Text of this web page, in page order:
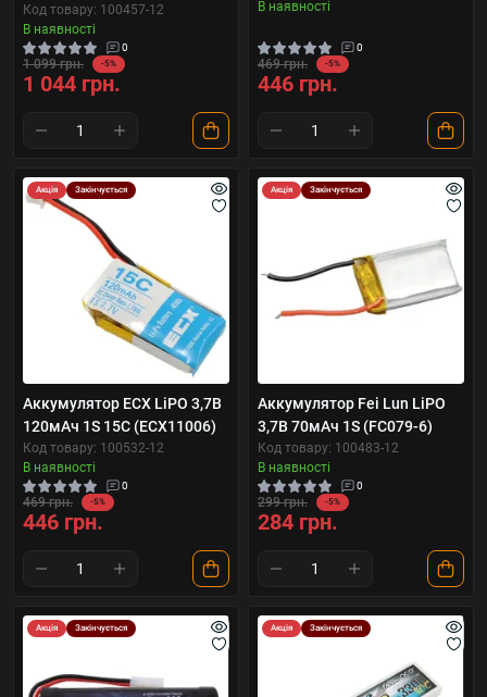
Код товару: 100457-12
В наявності
0
1 099 грн. -5%
1 044 грн.
В наявності
0
469 грн. -5%
446 грн.
Акція Закінчується
Аккумулятор ECX LiPO 3,7В
120мАч 1S 15C (ECX11006)
Код товару: 100532-12
В наявності
0
469 грн. -5%
446 грн.
Акція Закінчується
Аккумулятор Fei Lun LiPO
3,7В 70мАч 1S (FC079-6)
Код товару: 100483-12
В наявності
0
299 грн. -5%
284 грн.
Акція Закінчується Акція Закінчується